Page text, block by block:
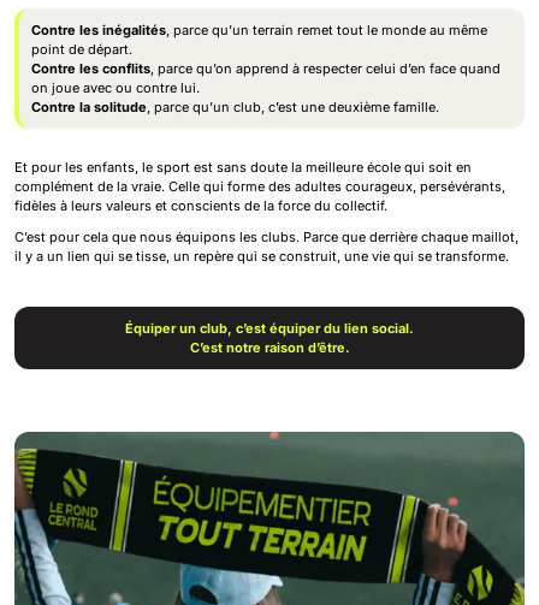
Contre les inégalités, parce qu’un terrain remet tout le monde au même
point de départ.
Contre les conflits, parce qu’on apprend à respecter celui d’en face quand
on joue avec ou contre lui.
Contre la solitude, parce qu’un club, c’est une deuxième famille.
Et pour les enfants, le sport est sans doute la meilleure école qui soit en
complément de la vraie. Celle qui forme des adultes courageux, persévérants,
fidèles à leurs valeurs et conscients de la force du collectif.
C’est pour cela que nous équipons les clubs. Parce que derrière chaque maillot,
il y a un lien qui se tisse, un repère qui se construit, une vie qui se transforme.
Équiper un club, c’est équiper du lien social.
C’est notre raison d’être.